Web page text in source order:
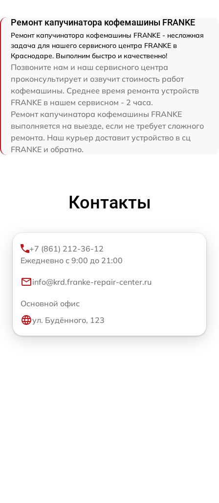
Ремонт капучинатора кофемашины FRANKE
Ремонт капучинатора кофемашины FRANKE - несложная
задача для нашего сервисного центра FRANKE в
Краснодаре. Выполним быстро и качественно!
Позвоните нам и наш сервисного центра
проконсультирует и озвучит стоимость работ
кофемашины. Среднее время ремонта устройств
FRANKE в нашем сервисном - 2 часа.
Ремонт капучинатора кофемашины FRANKE
выполняется на выезде, если не требует сложного
ремонта. Наш курьер доставит устройство в сц
FRANKE и обратно.
Контакты
+7 (861) 212-36-12
Ежедневно с 9:00 до 21:00
info@krd.franke-repair-center.ru
Основной офис
ул. Будённого, 123